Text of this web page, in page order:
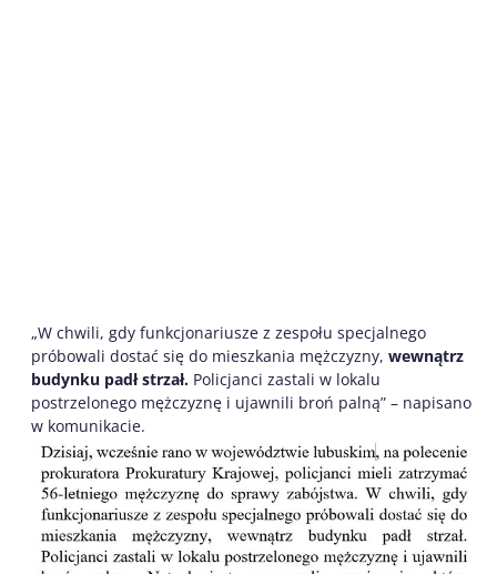
„W chwili, gdy funkcjonariusze z zespołu specjalnego
próbowali dostać się do mieszkania mężczyzny, wewnątrz
budynku padł strzał. Policjanci zastali w lokalu
postrzelonego mężczyznę i ujawnili broń palną” – napisano
w komunikacie.